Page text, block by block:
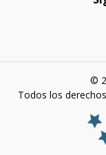
©
Todos los